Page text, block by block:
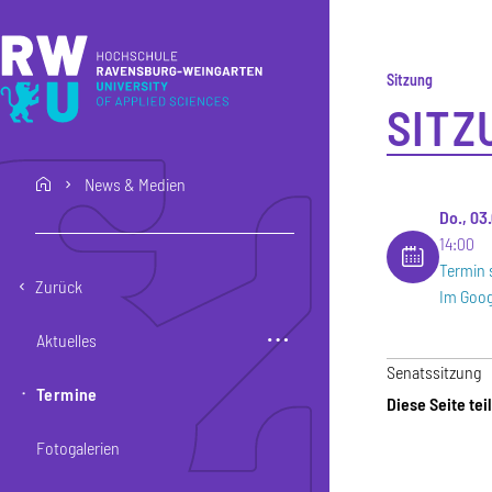
home News & Medien
Zurück
Aktuelles
Termine
Fotogalerien
Sitzung
Do.,
14:00
Termin
Im
Senatssitzung
Diese Seite